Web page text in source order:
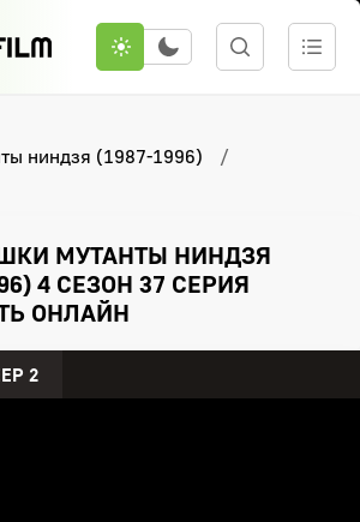
ниндзя (1987-1996)
МУТАНТЫ НИНДЗЯ
4 СЕЗОН 37 СЕРИЯ
ОНЛАЙН
2